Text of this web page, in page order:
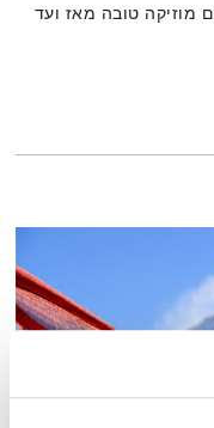
מוזיקה טובה מאז ועד